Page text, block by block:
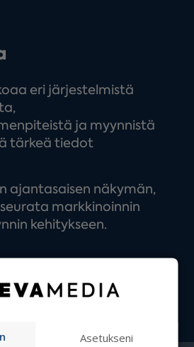
eri järjestelmistä
ja myynnistä
tärkeä tiedot
ajantasaisen näkymän,
markkinoinnin
kehitykseen.
Asetukseni